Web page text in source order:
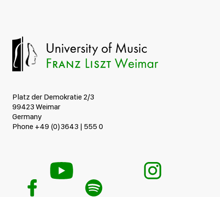
Platz der Demokratie 2/3
99423 Weimar
Germany
Phone +49 (0)3643 | 555 0